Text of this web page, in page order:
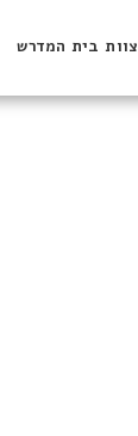
צוות בית המדרש